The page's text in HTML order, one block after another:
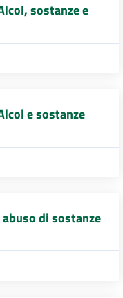
sostanze e
e sostanze
di sostanze